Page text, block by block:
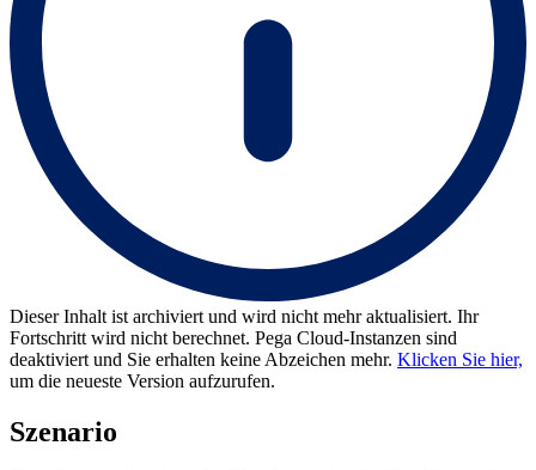
Dieser Inhalt ist archiviert und wird nicht mehr aktualisiert. Ihr
Fortschritt wird nicht berechnet. Pega Cloud-Instanzen sind
deaktiviert und Sie erhalten keine Abzeichen mehr. Klicken Sie hier,
um die neueste Version aufzurufen.
Szenario